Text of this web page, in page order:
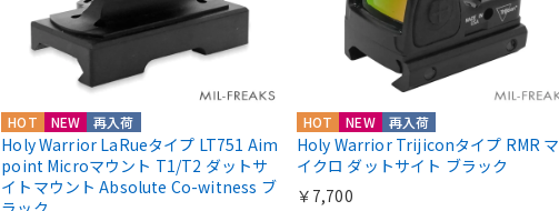
HOT NEW 再入荷
Holy Warrior LaRueタイプ LT751 Aim
point Microマウント T1/T2 ダットサ
イトマウント Absolute Co-witness ブ
HOT NEW 再入荷
Holy Warrior Trijiconタイプ RMR マ
イクロ ダットサイト ブラック
￥7,700